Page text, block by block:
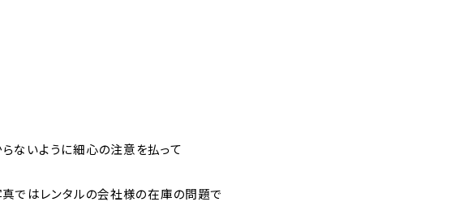
ないように細心の注意を払って
ではレンタルの会社様の在庫の問題で